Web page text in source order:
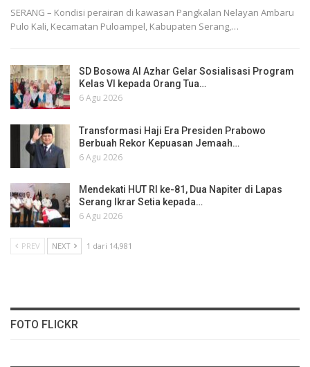
SERANG – Kondisi perairan di kawasan Pangkalan Nelayan Ambaru
Pulo Kali, Kecamatan Puloampel, Kabupaten Serang,…
SD Bosowa Al Azhar Gelar Sosialisasi Program
Kelas VI kepada Orang Tua…
6 Agu 2026
Transformasi Haji Era Presiden Prabowo
Berbuah Rekor Kepuasan Jemaah…
6 Agu 2026
Mendekati HUT RI ke-81, Dua Napiter di Lapas
Serang Ikrar Setia kepada…
6 Agu 2026
PREV NEXT 1 dari 14,981
FOTO FLICKR